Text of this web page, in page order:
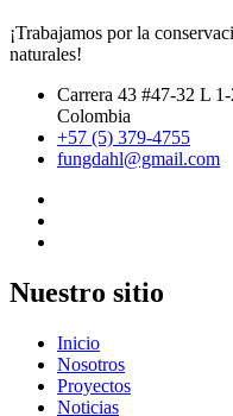
¡Trabajamos por la
naturales!
Carrera 43 #47-32 L
Colombia
+57 (5) 379-4755
fungdahl@gmail.com
Nuestro sitio
Inicio
Nosotros
Proyectos
Noticias